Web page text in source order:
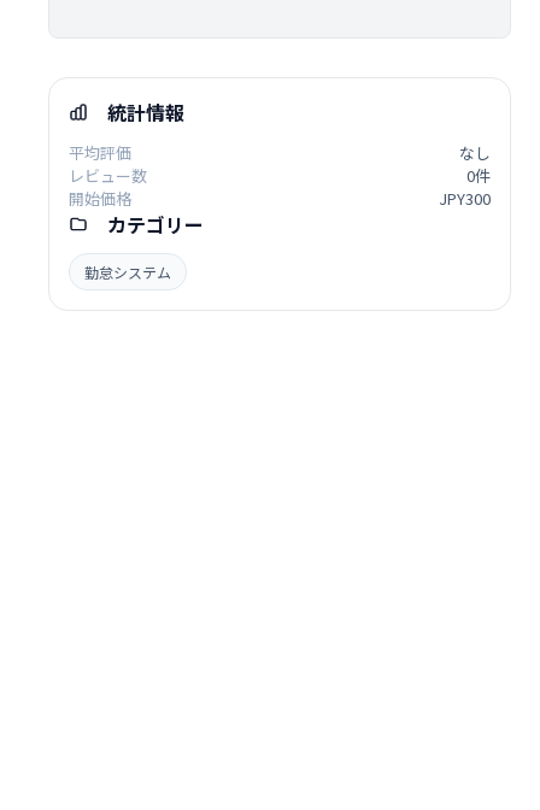
統計情報
平均評価
なし
レビュー数
0件
開始価格
JPY300
カテゴリー
勤怠システム